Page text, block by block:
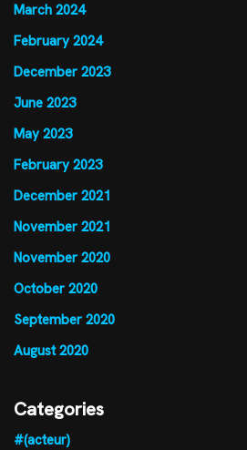
March 2024
February 2024
December 2023
June 2023
May 2023
February 2023
December 2021
November 2021
November 2020
October 2020
September 2020
August 2020
Categories
#(acteur)